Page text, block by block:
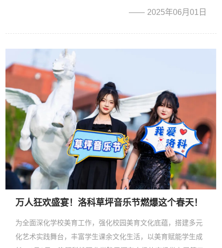
让古老节俗在青春跃动中焕发新的光彩巧手包粽+香囊DIY，体
朝天...
2025年06月01日
万人狂欢盛宴！洛科草坪音乐节燃爆这个春天！
为全面深化学校美育工作，强化校园美育文化底蕴，搭建多元
化艺术实践舞台，丰富学生课余文化生活，以美育赋能学生成